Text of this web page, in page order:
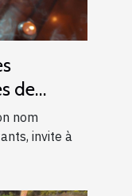
de
nom
invite à